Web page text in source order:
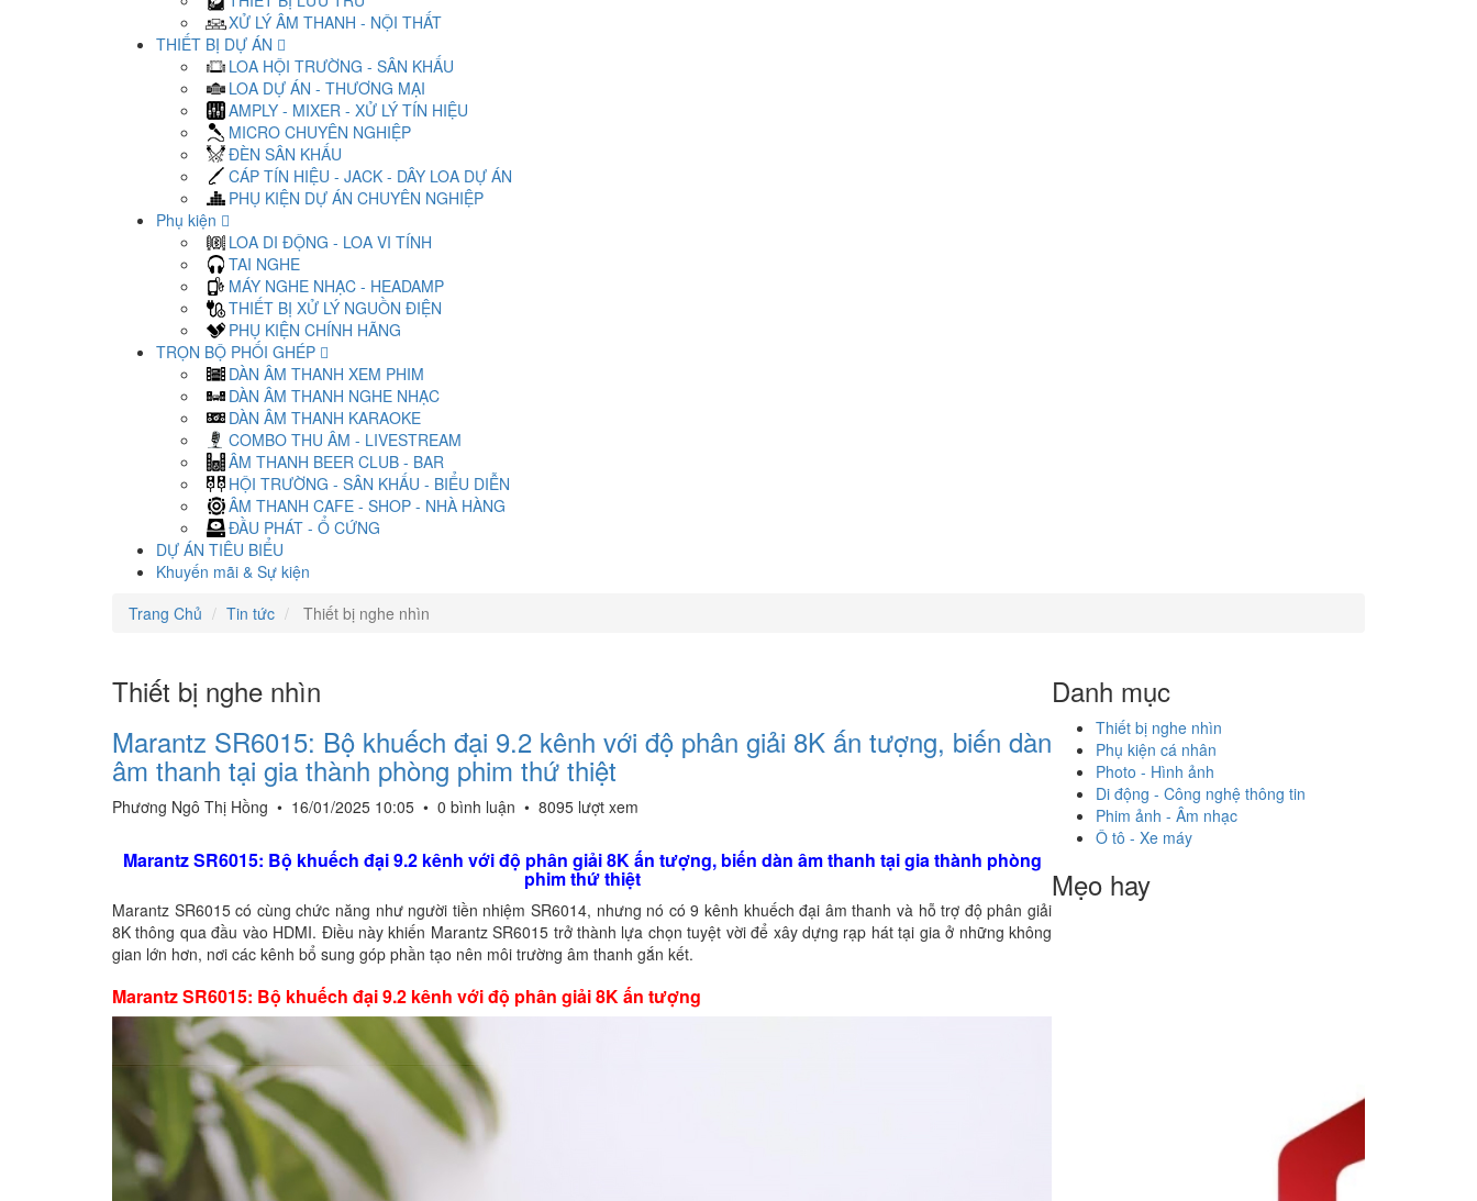
XỬ LÝ ÂM THANH - NỘI THẤT
THIẾT BỊ DỰ ÁN
LOA HỘI TRƯỜNG - SÂN KHẤU
LOA DỰ ÁN - THƯƠNG MẠI
AMPLY - MIXER - XỬ LÝ TÍN HIỆU
MICRO CHUYÊN NGHIỆP
ĐÈN SÂN KHẤU
CÁP TÍN HIỆU - JACK - DÂY LOA DỰ ÁN
PHỤ KIỆN DỰ ÁN CHUYÊN NGHIỆP
Phụ kiện
LOA DI ĐỘNG - LOA VI TÍNH
TAI NGHE
MÁY NGHE NHẠC - HEADAMP
THIẾT BỊ XỬ LÝ NGUỒN ĐIỆN
PHỤ KIỆN CHÍNH HÃNG
TRỌN BỘ PHỐI GHÉP
DÀN ÂM THANH XEM PHIM
DÀN ÂM THANH NGHE NHẠC
DÀN ÂM THANH KARAOKE
COMBO THU ÂM - LIVESTREAM
ÂM THANH BEER CLUB - BAR
HỘI TRƯỜNG - SÂN KHẤU - BIỂU DIỄN
ÂM THANH CAFE - SHOP - NHÀ HÀNG
ĐẦU PHÁT - Ổ CỨNG
DỰ ÁN TIÊU BIỂU
Khuyến mãi & Sự kiện
Trang Chủ
Tin tức Thiết bị nghe nhìn
Thiết bị nghe nhìn
Marantz SR6015: Bộ khuếch đại 9.2 kênh với độ phân giải 8K ấn tượng, biến dàn
âm thanh tại gia thành phòng phim thứ thiệt
Phương Ngô Thị Hồng • 16/01/2025 10:05 • 0 bình luận • 8095 lượt xem
Marantz SR6015: Bộ khuếch đại 9.2 kênh với độ phân giải 8K ấn tượng, biến dàn âm thanh tại gia thành phòng
phim thứ thiệt
Marantz SR6015 có cùng chức năng như người tiền nhiệm SR6014, nhưng nó có 9 kênh khuếch đại âm thanh và hỗ trợ độ phân giải
8K thông qua đầu vào HDMI. Điều này khiến Marantz SR6015 trở thành lựa chọn tuyệt vời để xây dựng rạp hát tại gia ở những không
gian lớn hơn, nơi các kênh bổ sung góp phần tạo nên môi trường âm thanh gắn kết.
Marantz SR6015: Bộ khuếch đại 9.2 kênh với độ phân giải 8K ấn tượng
Danh mục
Thiết bị nghe nhìn
Phụ kiện cá nhân
Photo - Hình ảnh
Di động - Công nghệ thông tin
Phim ảnh - Âm nhạc
Ô tô - Xe máy
Mẹo hay